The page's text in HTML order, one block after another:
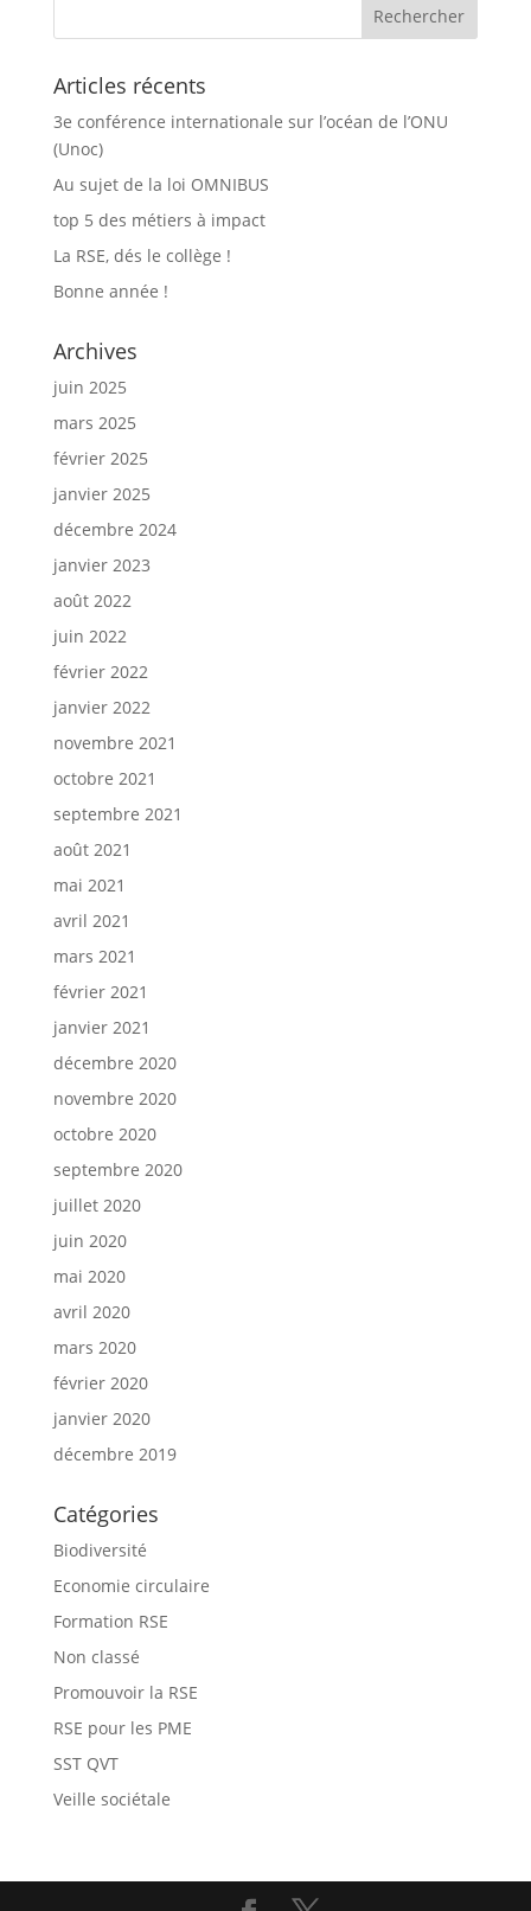
Articles récents
3e conférence internationale sur l’océan de l’ONU
(Unoc)
Au sujet de la loi OMNIBUS
top 5 des métiers à impact
La RSE, dés le collège !
Bonne année !
Archives
juin 2025
mars 2025
février 2025
janvier 2025
décembre 2024
janvier 2023
août 2022
juin 2022
février 2022
janvier 2022
novembre 2021
octobre 2021
septembre 2021
août 2021
mai 2021
avril 2021
mars 2021
février 2021
janvier 2021
décembre 2020
novembre 2020
octobre 2020
septembre 2020
juillet 2020
juin 2020
mai 2020
avril 2020
mars 2020
février 2020
janvier 2020
décembre 2019
Catégories
Biodiversité
Economie circulaire
Formation RSE
Non classé
Promouvoir la RSE
RSE pour les PME
SST QVT
Veille sociétale